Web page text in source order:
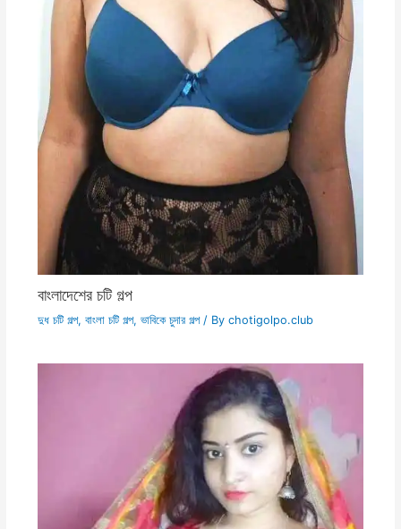
বাংলাদেশের চটি গল্প
দুধ চটি গল্প, বাংলা চটি গল্প, ভাবিকে চুদার গল্প/ By chotigolpo.club